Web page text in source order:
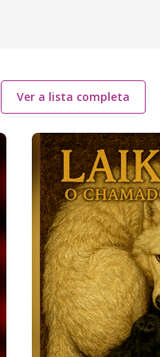
Ver a lista completa